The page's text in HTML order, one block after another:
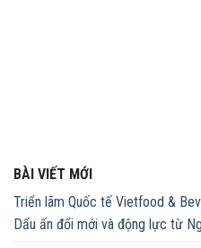
BÀI VIẾT MỚI
Triển lãm Quốc tế Vietfood &
Dấu ấn đổi mới và động lực từ